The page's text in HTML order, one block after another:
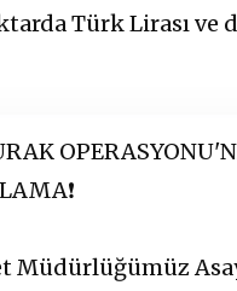
Türk Lirası ve
Müdürlüğümüz